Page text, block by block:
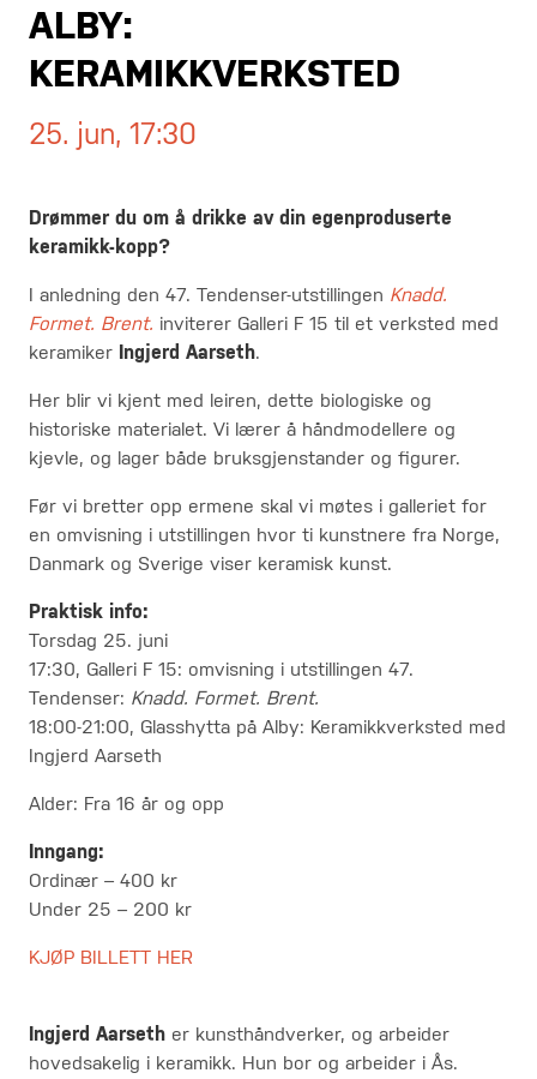
ALBY:
KERAMIKKVERKSTED
25. jun, 17:30
Drømmer du om å drikke av din egenproduserte
keramikk-kopp?
I anledning den 47. Tendenser-utstillingen Knadd.
Formet. Brent. inviterer Galleri F 15 til et verksted med
keramiker
Ingjerd Aarseth.
Her blir vi kjent med leiren, dette biologiske og
historiske materialet. Vi lærer å håndmodellere og
kjevle, og lager både bruksgjenstander og figurer.
Før vi bretter opp ermene skal vi møtes i galleriet for
en omvisning i utstillingen hvor ti kunstnere fra Norge,
Danmark og Sverige viser keramisk kunst.
Praktisk info:
Torsdag 25. juni
17:30, Galleri F 15: omvisning i utstillingen 47.
Tendenser: Knadd. Formet. Brent.
18:00-21:00, Glasshytta på Alby: Keramikkverksted med
Ingjerd Aarseth
Alder: Fra 16 år og opp
Inngang:
Ordinær – 400 kr
Under 25 – 200 kr
KJØP BILLETT HER
Ingjerd Aarseth er kunsthåndverker, og arbeider
hovedsakelig i keramikk. Hun bor og arbeider i Ås.